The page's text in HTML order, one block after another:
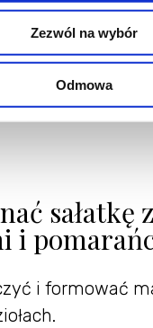
Zezwól na wybór
Odmowa
i
i formować